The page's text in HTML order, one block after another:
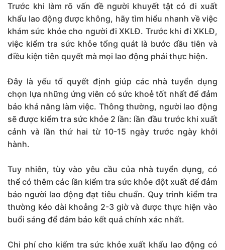
Trước khi làm rõ vấn đề người khuyết tật có đi xuất
khẩu lao động được không, hãy tìm hiểu nhanh về việc
khám sức khỏe cho người đi XKLĐ. Trước khi đi XKLĐ,
việc kiểm tra sức khỏe tổng quát là bước đầu tiên và
điều kiện tiên quyết mà mọi lao động phải thực hiện.
Đây là yếu tố quyết định giúp các nhà tuyển dụng
chọn lựa những ứng viên có sức khoẻ tốt nhất để đảm
bảo khả năng làm việc. Thông thường, người lao động
sẽ được kiểm tra sức khỏe 2 lần: lần đầu trước khi xuất
cảnh và lần thứ hai từ 10-15 ngày trước ngày khởi
hành.
Tuy nhiên, tùy vào yêu cầu của nhà tuyển dụng, có
thể có thêm các lần kiểm tra sức khỏe đột xuất để đảm
bảo người lao động đạt tiêu chuẩn. Quy trình kiểm tra
thường kéo dài khoảng 2-3 giờ và được thực hiện vào
buổi sáng để đảm bảo kết quả chính xác nhất.
Chi phí cho kiểm tra sức khỏe xuất khẩu lao động có